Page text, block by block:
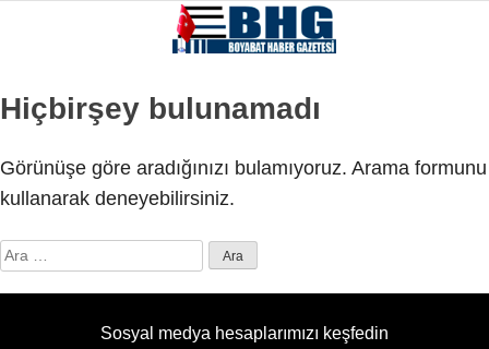
Hiçbirşey bulunamadı
Görünüşe göre aradığınızı bulamıyoruz. Arama formunu
kullanarak deneyebilirsiniz.
Arama:
Sosyal medya hesaplarımızı keşfedin